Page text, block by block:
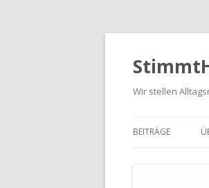
Wir stellen
BEITRÄGE